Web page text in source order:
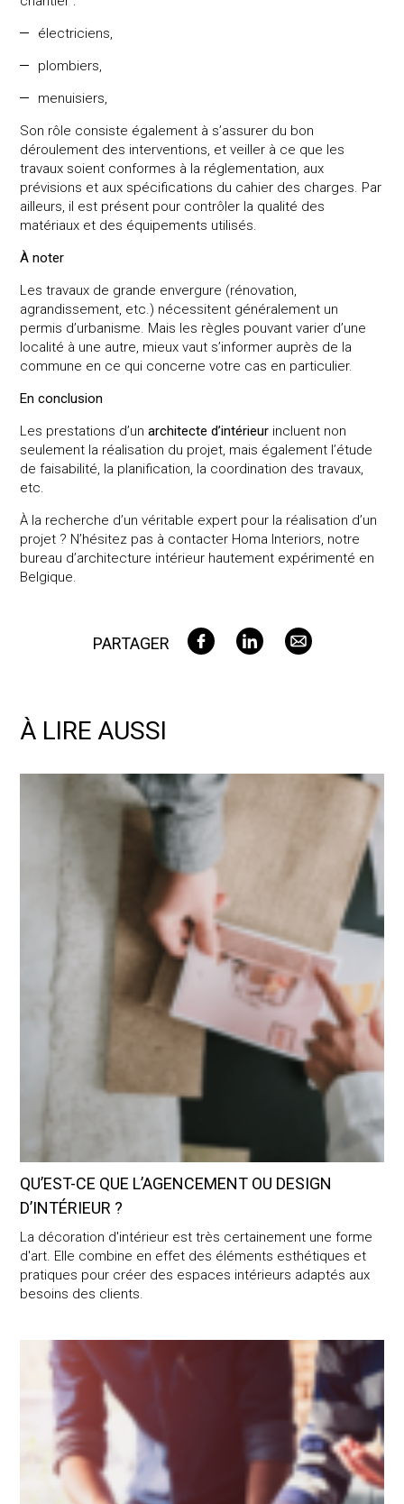
électriciens,
plombiers,
menuisiers,
Son rôle consiste également à s’assurer du bon
déroulement des interventions, et veiller à ce que les
travaux soient conformes à la réglementation, aux
prévisions et aux spécifications du cahier des charges. Par
ailleurs, il est présent pour contrôler la qualité des
matériaux et des équipements utilisés.
À noter
Les travaux de grande envergure (rénovation,
agrandissement, etc.) nécessitent généralement un
permis d’urbanisme. Mais les règles pouvant varier d’une
localité à une autre, mieux vaut s’informer auprès de la
commune en ce qui concerne votre cas en particulier.
En conclusion
Les prestations d’unarchitecte d’intérieur incluent non
seulement la réalisation du projet, mais également l’étude
de faisabilité, la planification, la coordination des travaux,
etc.
À la recherche d’un véritable expert pour la réalisation d’un
projet ? N’hésitez pas à contacter Homa Interiors, notre
bureau d’architecture intérieur hautement expérimenté en
Belgique.
PARTAGER
À LIRE AUSSI
Qu’est-ce que l’agencement ou design d’intérieur ?
QU’EST-CE QUE L’AGENCEMENT OU DESIGN
D’INTÉRIEUR ?
La décoration d'intérieur est très certainement une forme
d'art. Elle combine en effet des éléments esthétiques et
pratiques pour créer des espaces intérieurs adaptés aux
besoins des clients.
Quels sont les principes de base de l’architecture d’intérieur ?